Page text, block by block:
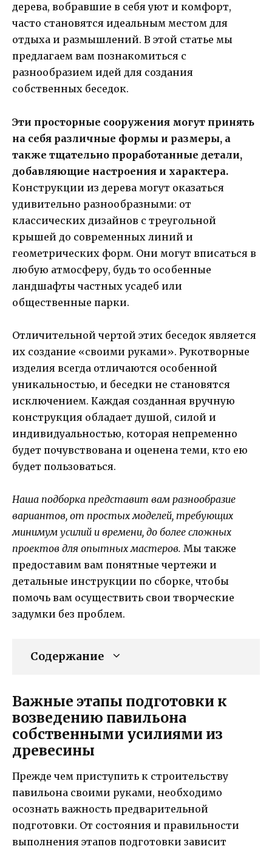
дерева, вобравшие в себя уют и комфорт,
часто становятся идеальным местом для
отдыха и размышлений. В этой статье мы
предлагаем вам познакомиться с
разнообразием идей для создания
собственных беседок.
Эти просторные сооружения могут принять
на себя различные формы и размеры, а
также тщательно проработанные детали,
добавляющие настроения и характера.
Конструкции из дерева могут оказаться
удивительно разнообразными: от
классических дизайнов с треугольной
крышей до современных линий и
геометрических форм. Они могут вписаться в
любую атмосферу, будь то особенные
ландшафты частных усадеб или
общественные парки.
Отличительной чертой этих беседок является
их создание «своими руками». Рукотворные
изделия всегда отличаются особенной
уникальностью, и беседки не становятся
исключением. Каждая созданная вручную
конструкция обладает душой, силой и
индивидуальностью, которая непременно
будет почувствована и оценена теми, кто ею
будет пользоваться.
Наша подборка представит вам разнообразие
вариантов, от простых моделей, требующих
минимум усилий и времени, до более сложных
проектов для опытных мастеров. Мы также
предоставим вам понятные чертежи и
детальные инструкции по сборке, чтобы
помочь вам осуществить свои творческие
задумки без проблем.
Содержание
Важные этапы подготовки к
возведению павильона
собственными усилиями из
древесины
Прежде чем приступить к строительству
павильона своими руками, необходимо
осознать важность предварительной
подготовки. От состояния и правильности
выполнения этапов подготовки зависит